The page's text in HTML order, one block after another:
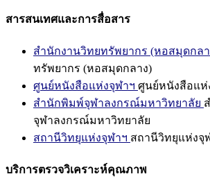
สารสนเทศและการสื่อสาร
สำนักงานวิทยทรัพยากร (หอสมุดกล
ทรัพยากร (หอสมุดกลาง)
ศูนย์หนังสือแห่งจุฬาฯ ศูนย์หนังสือแห่
สำนักพิมพ์จุฬาลงกรณ์มหาวิทยาลัย
จุฬาลงกรณ์มหาวิทยาลัย
สถานีวิทยุแห่งจุฬาฯ สถานีวิทยุแห่งจุ
บริการตรวจวิเคราะห์คุณภาพ